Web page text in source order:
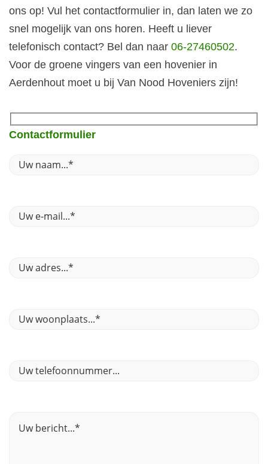
ons op! Vul het contactformulier in, dan laten we zo
snel mogelijk van ons horen. Heeft u liever
telefonisch contact? Bel dan naar 06-27460502.
Voor de groene vingers van een hovenier in
Aerdenhout moet u bij Van Nood Hoveniers zijn!
Contactformulier